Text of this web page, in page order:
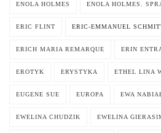
ENOLA HOLMES ENOLA HOLMES.
ERIC FLINT ERIC-EMMANUEL
ERICH MARIA REMARQUE ERIN
EROTYK ERYSTYKA ETHEL LINA
EUGENE SUE EUROPA EWA
EWELINA CHUDZIK EWELINA